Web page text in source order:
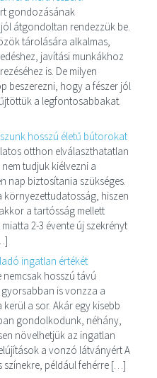
gondozásának
átgondoltan rendezzük be.
tárolására alkalmas,
javítási munkákhoz
is. De milyen
beszerezni, hogy a fészer jól
a legfontosabbakat.
hosszú életű bútorokat
otthon elválaszthatatlan
tudjuk kiélvezni a
nap biztosítania szükséges.
környezettudatosság, hiszen
a tartósság mellett
2-3 évente új szekrényt
ingatlan értékét
nemcsak hosszú távú
is vonzza a
a sor. Akár egy kisebb
gondolkodunk, néhány,
növelhetjük az ingatlan
a vonzó látványért A
színekre, például fehérre […]